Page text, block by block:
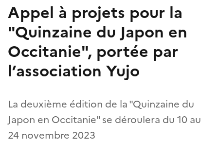
Appel à projets pour la
"Quinzaine du Japon en
Occitanie", portée par
l’association Yujo
La deuxième édition de la "Quinzaine du
Japon en Occitanie" se déroulera du 10 au
24 novembre 2023